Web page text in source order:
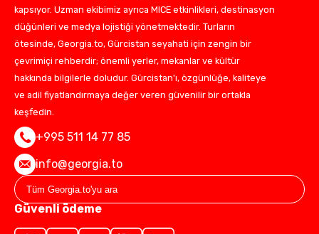
kapsıyor. Uzman ekibimiz ayrıca MICE etkinlikleri, destinasyon
düğünleri ve medya lojistiği yönetmektedir. Turların
ötesinde, Georgia.to, Gürcistan seyahati için zengin bir
çevrimiçi rehberdir; önemli yerler, mekanlar ve kültür
hakkında bilgilerle doludur. Gürcistan'ı, özgünlüğe, kaliteye
ve adil fiyatlandırmaya değer veren güvenilir bir ortakla
keşfedin.
+995 511 14 77 85
info@georgia.to
Güvenli ödeme